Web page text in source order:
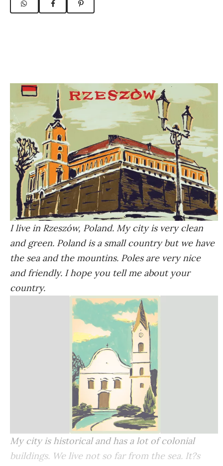
I live in Rzeszów, Poland. My city is very clean
and green. Poland is a small country but we have
the sea and the mountins. Poles are very nice
and friendly. I hope you tell me about your
country.
My city is historical and has a lot of colonial
buildings. We live not so far from the sea. It?s